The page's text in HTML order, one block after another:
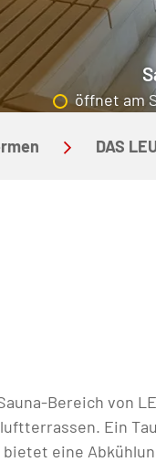
öffnet am
DAS
Bereich von
Ein
eine